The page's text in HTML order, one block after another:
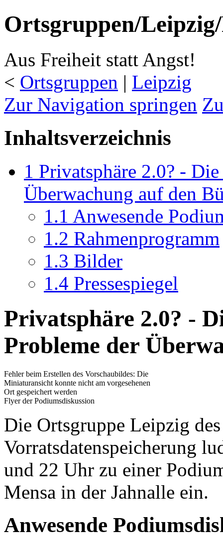
Ortsgruppen/
Aus Freiheit statt Angst!
< Ortsgruppen ‎ | Leipzig
Zur Navigation springen
Inhaltsverzeichnis
1 Privatsphäre 2.0? -
Überwachung auf den
1.1 Anwesende
1.2 Rahmenprogramm
1.3 Bilder
1.4 Pressespiegel
Privatsphäre 2.0? -
Probleme der
Fehler beim Erstellen des Vorschaubildes: Die
Miniaturansicht konnte nicht am vorgesehenen
Ort gespeichert werden
Flyer der Podiumsdiskussion
Die Ortsgruppe Leipzig
Vorratsdatenspeicherung
und 22 Uhr zu einer
Mensa in der Jahnalle ein.
Anwesende